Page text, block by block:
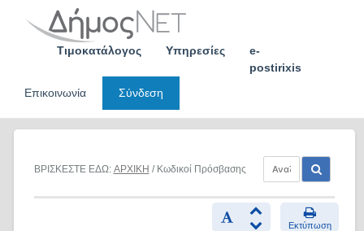
Τιμοκατάλογος Υπηρεσίες
e-
postirixis
Επικοινωνία
Σύνδεση
ΒΡΙΣΚΕΣΤΕ ΕΔΩ: ΑΡΧΙΚΗ / Κωδικοί Πρόσβασης
Εκτύπωση